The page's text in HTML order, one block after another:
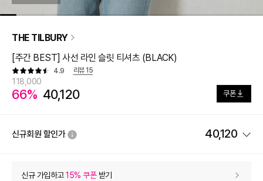
THE TILBURY
[주간 BEST] 사선 라인 슬릿 티셔츠 (BLACK)
4.9 리뷰15
118,000
66% 40,120 쿠폰
신규회원 할인가 40,120
상품 할인 (자동적용)
신규 가입하고15% 쿠폰받기